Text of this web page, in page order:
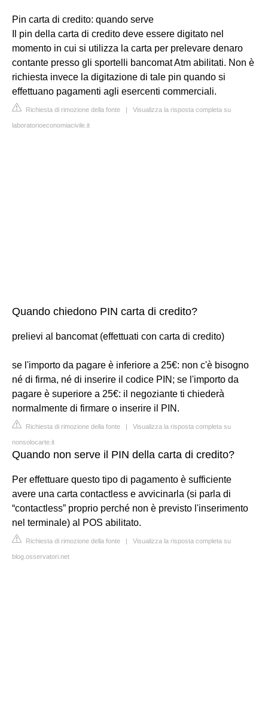
Pin carta di credito: quando serve
Il pin della carta di credito deve essere digitato nel
momento in cui si utilizza la carta per prelevare denaro
contante presso gli sportelli bancomat Atm abilitati. Non è
richiesta invece la digitazione di tale pin quando si
effettuano pagamenti agli esercenti commerciali.
Richiesta di rimozione della fonte | Visualizza la risposta completa su
laboratorioeconomiacivile.it
Quando chiedono PIN carta di credito?
prelievi al bancomat (effettuati con carta di credito)
se l'importo da pagare è inferiore a 25€: non c'è bisogno
né di firma, né di inserire il codice PIN; se l'importo da
pagare è superiore a 25€: il negoziante ti chiederà
normalmente di firmare o inserire il PIN.
Richiesta di rimozione della fonte | Visualizza la risposta completa su
nonsolocarte.it
Quando non serve il PIN della carta di credito?
Per effettuare questo tipo di pagamento è sufficiente
avere una carta contactless e avvicinarla (si parla di
“contactless” proprio perché non è previsto l'inserimento
nel terminale) al POS abilitato.
Richiesta di rimozione della fonte | Visualizza la risposta completa su
blog.osservatori.net